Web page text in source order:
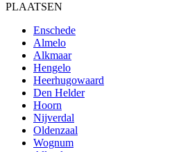
PLAATSEN
Enschede
Almelo
Alkmaar
Hengelo
Heerhugowaard
Den Helder
Hoorn
Nijverdal
Oldenzaal
Wognum